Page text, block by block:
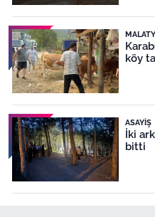
köy
ASAYIŞ
İki
bitti